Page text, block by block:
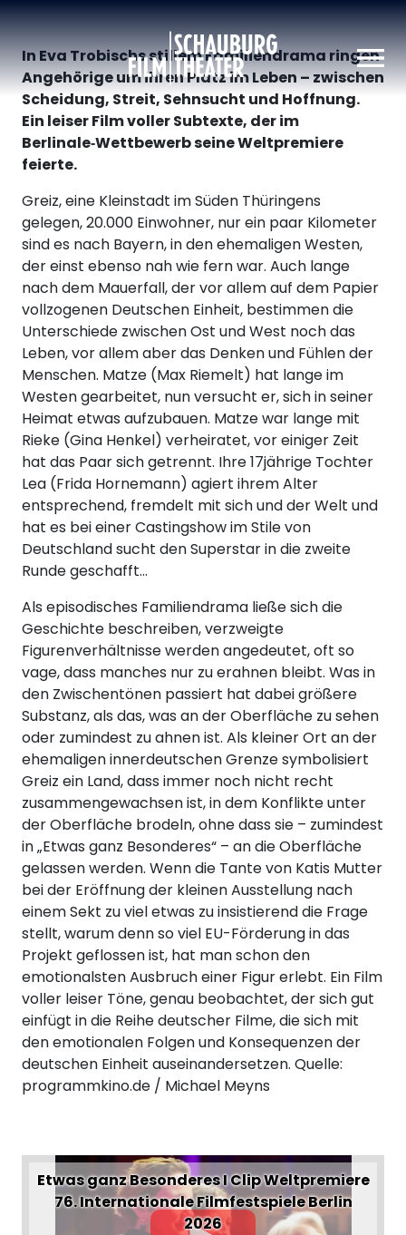
Schauburg
In Eva Trobischs stillem Familiendrama ringen
Angehörige um ihren Platz im Leben – zwischen
Scheidung, Streit, Sehnsucht und Hoffnung.
Ein leiser Film voller Subtexte, der im
Berlinale‑Wettbewerb seine Weltpremiere
feierte.
Greiz, eine Kleinstadt im Süden Thüringens
gelegen, 20.000 Einwohner, nur ein paar Kilometer
sind es nach Bayern, in den ehemaligen Westen,
der einst ebenso nah wie fern war. Auch lange
nach dem Mauerfall, der vor allem auf dem Papier
vollzogenen Deutschen Einheit, bestimmen die
Unterschiede zwischen Ost und West noch das
Leben, vor allem aber das Denken und Fühlen der
Menschen. Matze (Max Riemelt) hat lange im
Westen gearbeitet, nun versucht er, sich in seiner
Heimat etwas aufzubauen. Matze war lange mit
Rieke (Gina Henkel) verheiratet, vor einiger Zeit
hat das Paar sich getrennt. Ihre 17jährige Tochter
Lea (Frida Hornemann) agiert ihrem Alter
entsprechend, fremdelt mit sich und der Welt und
hat es bei einer Castingshow im Stile von
Deutschland sucht den Superstar in die zweite
Runde geschafft…
Als episodisches Familiendrama ließe sich die
Geschichte beschreiben, verzweigte
Figurenverhältnisse werden angedeutet, oft so
vage, dass manches nur zu erahnen bleibt. Was in
den Zwischentönen passiert hat dabei größere
Substanz, als das, was an der Oberfläche zu sehen
oder zumindest zu ahnen ist. Als kleiner Ort an der
ehemaligen innerdeutschen Grenze symbolisiert
Greiz ein Land, dass immer noch nicht recht
zusammengewachsen ist, in dem Konflikte unter
der Oberfläche brodeln, ohne dass sie – zumindest
in „Etwas ganz Besonderes“ – an die Oberfläche
gelassen werden. Wenn die Tante von Katis Mutter
bei der Eröffnung der kleinen Ausstellung nach
einem Sekt zu viel etwas zu insistierend die Frage
stellt, warum denn so viel EU-Förderung in das
Projekt geflossen ist, hat man schon den
emotionalsten Ausbruch einer Figur erlebt. Ein Film
voller leiser Töne, genau beobachtet, der sich gut
einfügt in die Reihe deutscher Filme, die sich mit
den emotionalen Folgen und Konsequenzen der
deutschen Einheit auseinandersetzen. Quelle:
programmkino.de / Michael Meyns
Etwas ganz Besonderes I Clip Weltpremiere
76. Internationale Filmfestspiele Berlin
2026